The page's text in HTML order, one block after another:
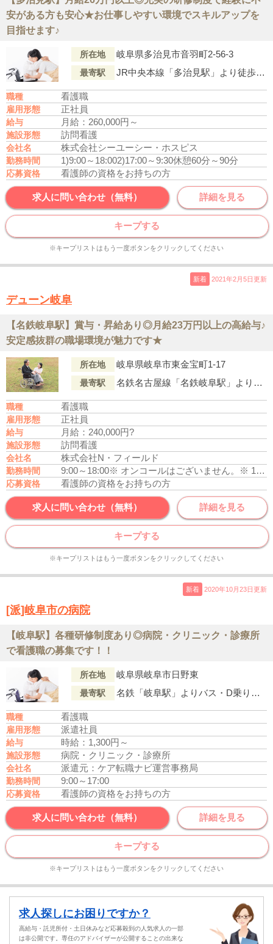
安がある方も安心★お仕事しやすい環境でスキルアップを
目指せます♪
所在地 岐阜県多治見市音羽町2-56-3
最寄駅 JR中央本線「多治見駅」より徒歩7分
職種 看護職
雇用形態 正社員
給与 月給：260,000円～
施設形態 訪問看護
会社名 株式会社シーユーシー・ホスピス
勤務時間 1)9:00～18:002)17:00～9:30休憩60分～90分
応募資格 看護師の資格をお持ちの方
求人に問い合わせ（無料） 詳細を見る
キープする
※キープリストはもう一度ボタンをクリックしてください
新着 2021年2月5日更新
デューン岐阜
【名鉄岐阜駅】賞与・昇給あり◎月給23万円以上の高給与♪
安定感抜群の職場環境が魅力です★
所在地 岐阜県岐阜市東金宝町1-17
最寄駅 名鉄名古屋線「名鉄岐阜駅」より徒歩5分
職種 看護職
雇用形態 正社員
給与 月給：240,000円?
施設形態 訪問看護
会社名 株式会社N・フィールド
勤務時間 9:00～18:00※ オンコールはございません。 ※ 17時までの時短勤務は応相談（幼少の子供を養育している方）
応募資格 看護師の資格をお持ちの方
求人に問い合わせ（無料） 詳細を見る
キープする
※キープリストはもう一度ボタンをクリックしてください
新着 2020年10月23日更新
[派]岐阜市の病院
【岐阜駅】各種研修制度あり◎病院・クリニック・診療所
で看護職の募集です！！
所在地 岐阜県岐阜市日野東
最寄駅 名鉄「岐阜駅」よりバス・D乗り場乗車、「日野舟伏（バス停）」下車徒歩5分
職種 看護職
雇用形態 派遣社員
給与 時給：1,300円～
施設形態 病院・クリニック・診療所
会社名 派遣元：ケア転職ナビ運営事務局
勤務時間 9:00～17:00
応募資格 看護師の資格をお持ちの方
求人に問い合わせ（無料） 詳細を見る
キープする
※キープリストはもう一度ボタンをクリックしてください
求人探しにお困りですか？
高給与・託児所付・土日休みなど応募殺到の人気求人の一部
は非公開です。専任のアドバイザーが公開することの出来な